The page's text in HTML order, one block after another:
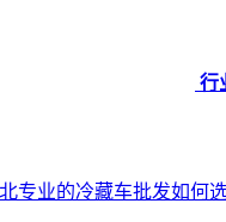
行
专业的冷藏车批发如何